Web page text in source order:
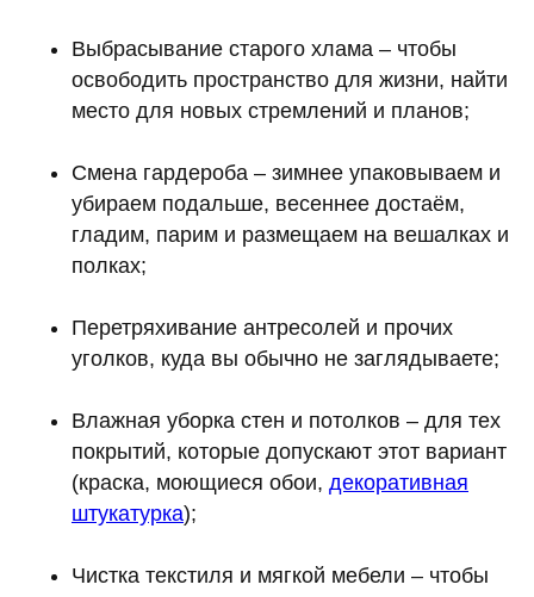
Выбрасывание старого хлама – чтобы
освободить пространство для жизни, найти
место для новых стремлений и планов;
Смена гардероба – зимнее упаковываем и
убираем подальше, весеннее достаём,
гладим, парим и размещаем на вешалках и
полках;
Перетряхивание антресолей и прочих
уголков, куда вы обычно не заглядываете;
Влажная уборка стен и потолков – для тех
покрытий, которые допускают этот вариант
(краска, моющиеся обои, декоративная
штукатурка);
Чистка текстиля и мягкой мебели – чтобы